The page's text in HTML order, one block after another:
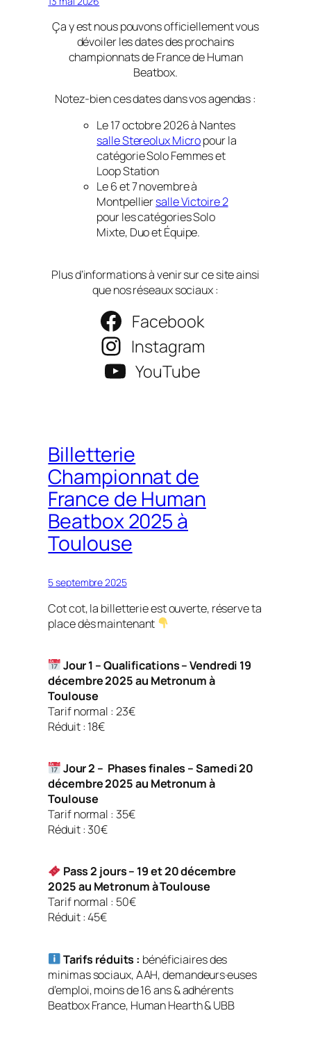
Ça y est nous pouvons officiellement vous
dévoiler les dates des prochains
championnats de France de Human
Beatbox.
Notez-bien ces dates dans vos agendas :
Le 17 octobre 2026 à Nantes
salle Stereolux Micropour la
catégorie Solo Femmes et
Loop Station
Le 6 et 7 novembre à
Montpelliersalle Victoire 2
pour les catégories Solo
Mixte, Duo et Équipe.
Plus d’informations à venir sur ce site ainsi
que nos réseaux sociaux :
Facebook
Instagram
YouTube
Billetterie
Championnat de
France de Human
Beatbox 2025 à
Toulouse
5 septembre 2025
Cot cot, la billetterie est ouverte, réserve ta
place dès maintenant
Jour 1 – Qualifications – Vendredi 19
décembre 2025 au Metronum à
Toulouse
Tarif normal : 23€
Réduit : 18€
Jour 2 – Phases finales – Samedi 20
décembre 2025 au Metronum à
Toulouse
Tarif normal : 35€
Réduit : 30€
Pass 2 jours – 19 et 20 décembre
2025 au Metronum à Toulouse
Tarif normal : 50€
Réduit : 45€
Tarifs réduits : bénéficiaires des
minimas sociaux, AAH, demandeurs·euses
d’emploi, moins de 16 ans & adhérents
Beatbox France, Human Hearth & UBB